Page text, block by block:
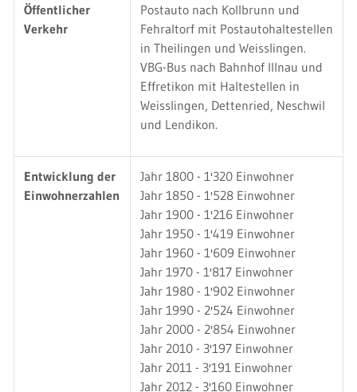
Öffentlicher
Verkehr
Postauto nach Kollbrunn und
Fehraltorf mit Postautohaltestellen
in Theilingen und Weisslingen.
VBG-Bus nach Bahnhof Illnau und
Effretikon mit Haltestellen in
Weisslingen, Dettenried, Neschwil
und Lendikon.
Entwicklung der
Einwohnerzahlen
Jahr 1800 - 1'320 Einwohner
Jahr 1850 - 1'528 Einwohner
Jahr 1900 - 1'216 Einwohner
Jahr 1950 - 1'419 Einwohner
Jahr 1960 - 1'609 Einwohner
Jahr 1970 - 1'817 Einwohner
Jahr 1980 - 1'902 Einwohner
Jahr 1990 - 2'524 Einwohner
Jahr 2000 - 2'854 Einwohner
Jahr 2010 - 3'197 Einwohner
Jahr 2011 - 3'191 Einwohner
Jahr 2012 - 3'160 Einwohner